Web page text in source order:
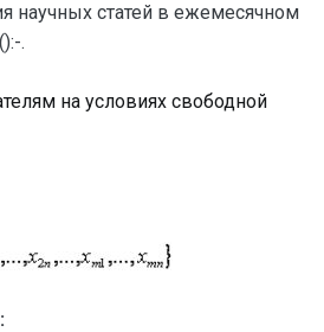
научных статей в ежемесячном
.
на условиях свободной